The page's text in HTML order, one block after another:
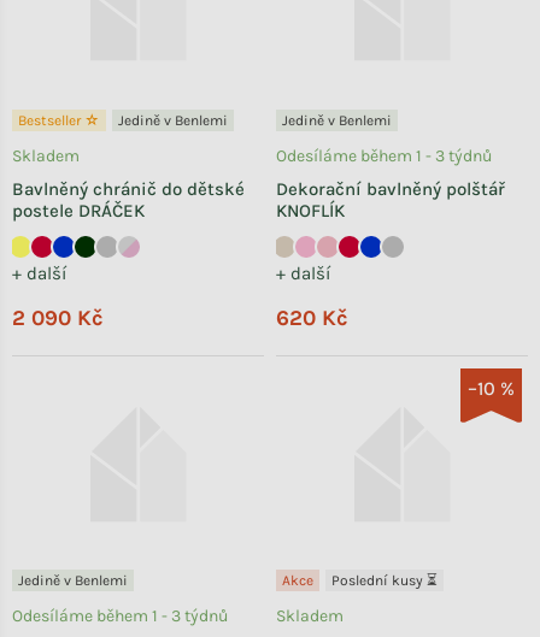
Bestseller ☆ Jedině v Benlemi
Bavlněný chránič do dětské
postele DRÁČEK
+ další
Skladem
2 090 Kč
Jedině v Benlemi
Dekorační bavlněný polštář
KNOFLÍK
+ další
Odesíláme během 1 - 3 týdnů
620 Kč
Jedině v Benlemi
Odesíláme během 1 - 3 týdnů
–10 %
Akce Poslední kusy ⏳
Skladem